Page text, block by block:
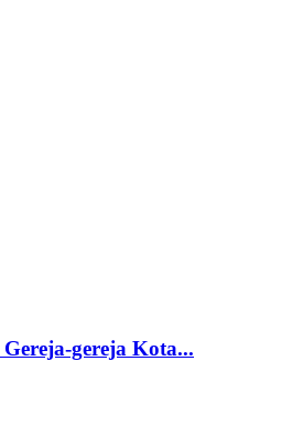
gereja Kota...